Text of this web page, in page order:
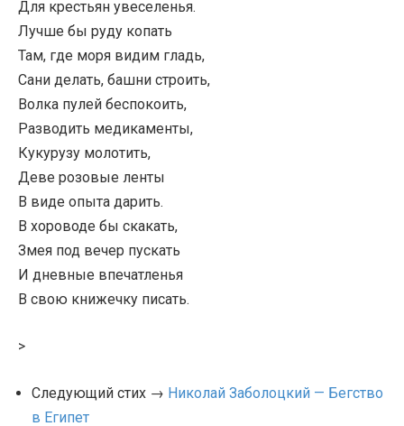
Для крестьян увеселенья.
Лучше бы руду копать
Там, где моря видим гладь,
Сани делать, башни строить,
Волка пулей беспокоить,
Разводить медикаменты,
Кукурузу молотить,
Деве розовые ленты
В виде опыта дарить.
В хороводе бы скакать,
Змея под вечер пускать
И дневные впечатленья
В свою книжечку писать.
>
Следующий стих → Николай Заболоцкий — Бегство
в Египет